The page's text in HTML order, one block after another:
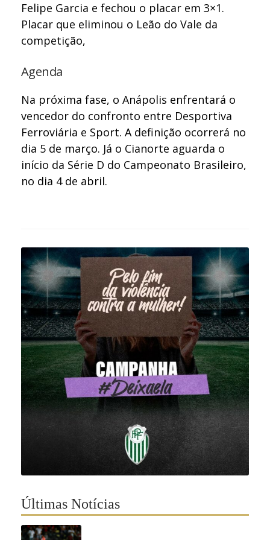
Felipe Garcia e fechou o placar em 3×1.
Placar que eliminou o Leão do Vale da
competição,
Agenda
Na próxima fase, o Anápolis enfrentará o
vencedor do confronto entre Desportiva
Ferroviária e Sport. A definição ocorrerá no
dia 5 de março. Já o Cianorte aguarda o
início da Série D do Campeonato Brasileiro,
no dia 4 de abril.
Últimas Notícias